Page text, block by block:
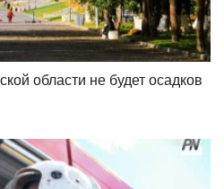
области не будет осадков